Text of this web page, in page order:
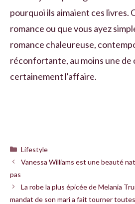
pourquoi ils aimaient ces livres.
romance ou que vous ayez
romance chaleureuse,
réconfortante, au moins une de
certainement l'affaire.
Catégories
Lifestyle
Vanessa Williams est une beauté
pas
La robe la plus épicée de Melania
mandat de son mari a fait tourner